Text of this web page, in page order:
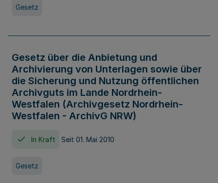
Gesetz
Gesetz über die Anbietung und
Archivierung von Unterlagen sowie über
die Sicherung und Nutzung öffentlichen
Archivguts im Lande Nordrhein-
Westfalen (Archivgesetz Nordrhein-
Westfalen - ArchivG NRW)
In Kraft Seit 01. Mai 2010
Gesetz